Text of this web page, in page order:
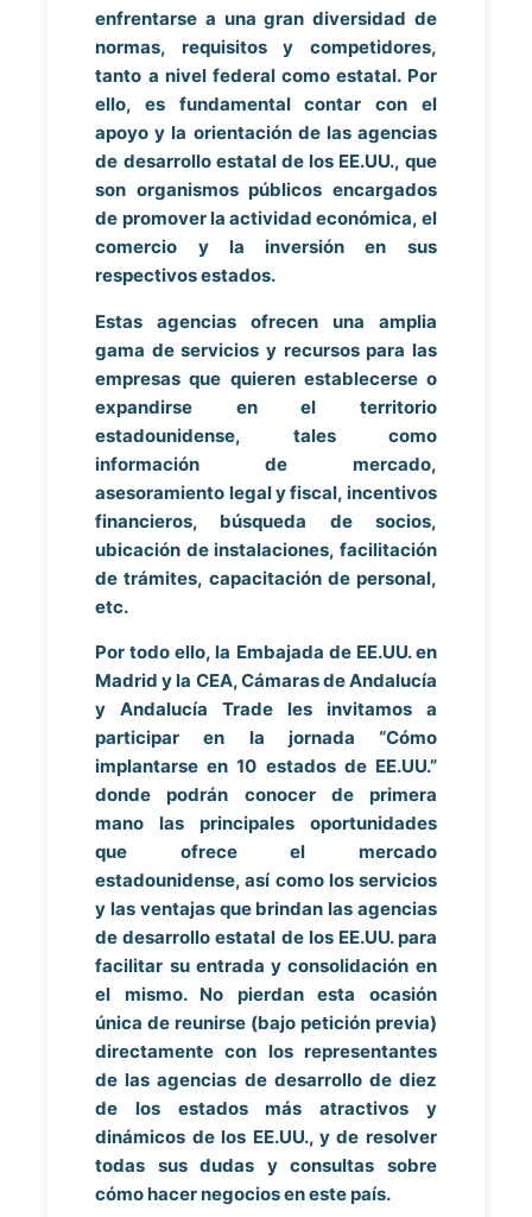
enfrentarse a una gran diversidad de
normas, requisitos y competidores,
tanto a nivel federal como estatal. Por
ello, es fundamental contar con el
apoyo y la orientación de las agencias
de desarrollo estatal de los EE.UU., que
son organismos públicos encargados
de promover la actividad económica, el
comercio y la inversión en sus
respectivos estados.
Estas agencias ofrecen una amplia
gama de servicios y recursos para las
empresas que quieren establecerse o
expandirse en el territorio
estadounidense, tales como
información de mercado,
asesoramiento legal y fiscal, incentivos
financieros, búsqueda de socios,
ubicación de instalaciones, facilitación
de trámites, capacitación de personal,
etc.
Por todo ello, la Embajada de EE.UU. en
Madrid y la CEA, Cámaras de Andalucía
y Andalucía Trade les invitamos a
participar en la jornada “Cómo
implantarse en 10 estados de EE.UU.”
donde podrán conocer de primera
mano las principales oportunidades
que ofrece el mercado
estadounidense, así como los servicios
y las ventajas que brindan las agencias
de desarrollo estatal de los EE.UU. para
facilitar su entrada y consolidación en
el mismo. No pierdan esta ocasión
única de reunirse (bajo petición previa)
directamente con los representantes
de las agencias de desarrollo de diez
de los estados más atractivos y
dinámicos de los EE.UU., y de resolver
todas sus dudas y consultas sobre
cómo hacer negocios en este país.